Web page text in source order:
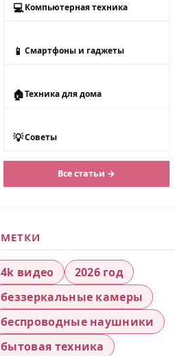
💻 Компьютерная техника
📱 Смартфоны и гаджеты
🏠Техника для дома
💡Советы
Все статьи →
МЕТКИ
4k видео
2026 год
беззеркальные камеры
беспроводные наушники
бытовая техника